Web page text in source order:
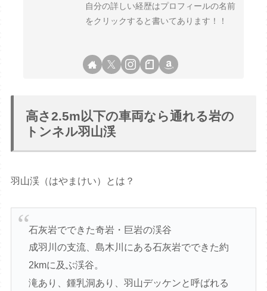
自分の詳しい経歴はプロフィールの名前
をクリックすると書いてあります！！
高さ2.5m以下の車両なら通れる岩の
トンネル羽山渓
羽山渓（はやまけい）とは？
石灰岩でできた奇岩・巨岩の渓谷
成羽川の支流、島木川にある石灰岩でできた約
2kmに及ぶ渓谷。
滝あり、鍾乳洞あり、羽山デッケンと呼ばれる